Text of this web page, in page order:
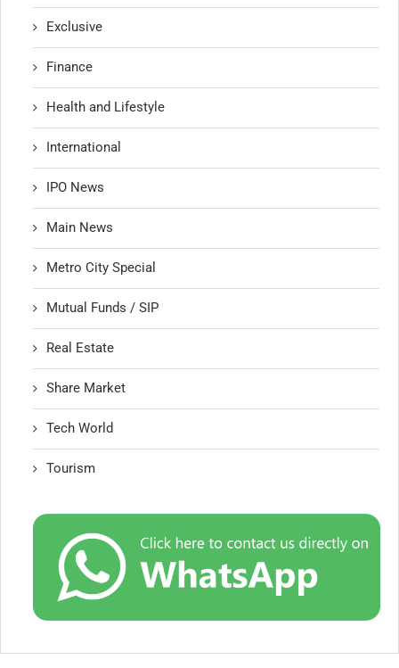
Exclusive
Finance
Health and Lifestyle
International
IPO News
Main News
Metro City Special
Mutual Funds / SIP
Real Estate
Share Market
Tech World
Tourism